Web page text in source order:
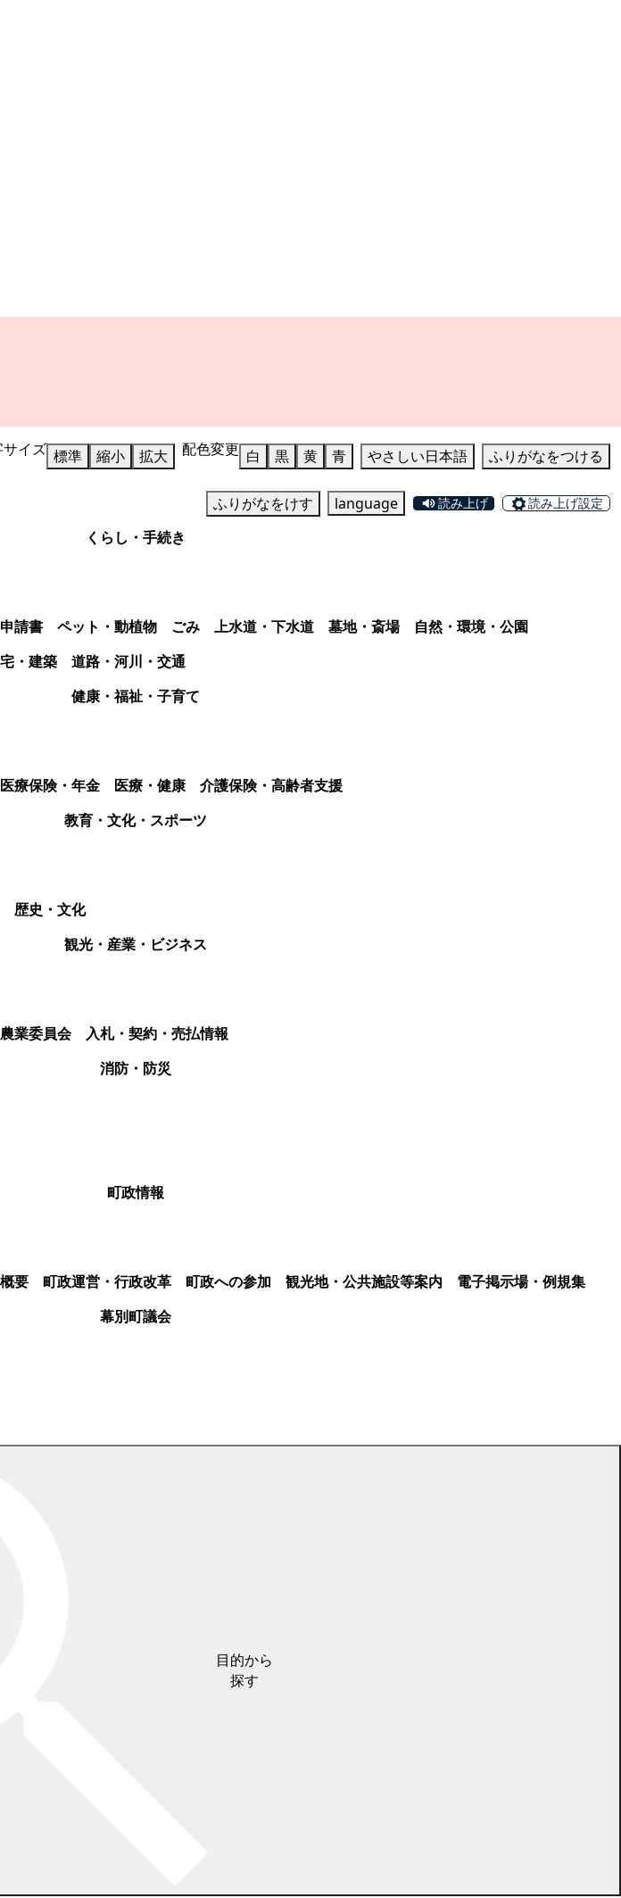
イズ 標準 縮小 拡大 配色変更 白 黒 黄 青 やさしい日本語 ふりがなをつける
ふりがなをけす language 読み上げ 読み上げ設定
くらし・手続き
請書 ペット・動植物 ごみ 上水道・下水道 墓地・斎場
自然・環境・公園
・建築
道路・河川・交通
健康・福祉・子育て
医療保険・年金 医療・健康
介護保険・高齢者支援
教育・文化・スポーツ
歴史・文化
観光・産業・ビジネス
農業委員会
入札・契約・売払情報
消防・防災
町政情報
要 町政運営・行政改革 町政への参加 観光地・公共施設等案内
電子掲示場・例規集
幕別町議会
目的から
探す